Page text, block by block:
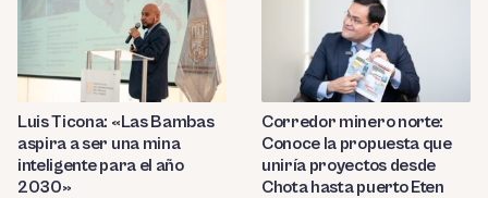
Luis Ticona: «Las Bambas
aspira a ser una mina
inteligente para el año
2030»
Corredor minero norte:
Conoce la propuesta que
uniría proyectos desde
Chota hasta puerto Eten